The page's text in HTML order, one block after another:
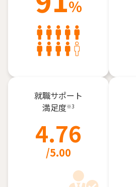
%
就職サポート
満足度※3
4.76
/5.00